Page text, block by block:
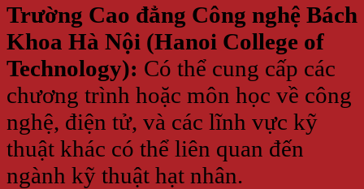
Trường Cao đẳng Công nghệ Bách
Khoa Hà Nội (Hanoi College of
Technology): Có thể cung cấp các
chương trình hoặc môn học về công
nghệ, điện tử, và các lĩnh vực kỹ
thuật khác có thể liên quan đến
ngành kỹ thuật hạt nhân.